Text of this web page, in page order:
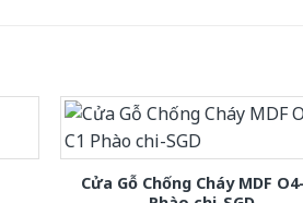
Cửa Gỗ Chống Cháy MDF